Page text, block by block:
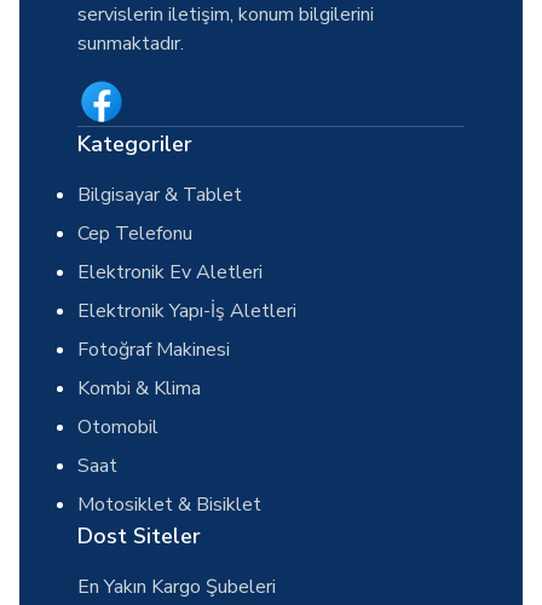
servislerin iletişim, konum bilgilerini
sunmaktadır.
Kategoriler
Bilgisayar & Tablet
Cep Telefonu
Elektronik Ev Aletleri
Elektronik Yapı-İş Aletleri
Fotoğraf Makinesi
Kombi & Klima
Otomobil
Saat
Motosiklet & Bisiklet
Dost Siteler
En Yakın Kargo Şubeleri